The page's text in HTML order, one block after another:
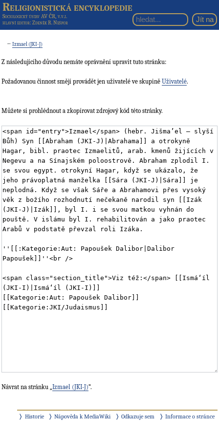
Religionistická encyklopedie
Sociologický ústav AV ČR, v.v.i.
hlavní editor: Zdeněk R. Nešpor
←Izmael (JKI-J)
Z následujícího důvodu nemáte oprávnění upravit tuto stránku:
Požadovanou činnost smějí provádět jen uživatelé ve skupině Uživatelé.
Můžete si prohlédnout a zkopírovat zdrojový kód této stránky.
Návrat na stránku „ Izmael (JKI-J)“.
Historie Nápověda k MediaWiki Odkazuje sem Informace o stránce